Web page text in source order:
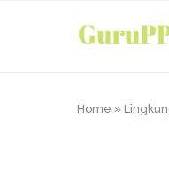
Home »